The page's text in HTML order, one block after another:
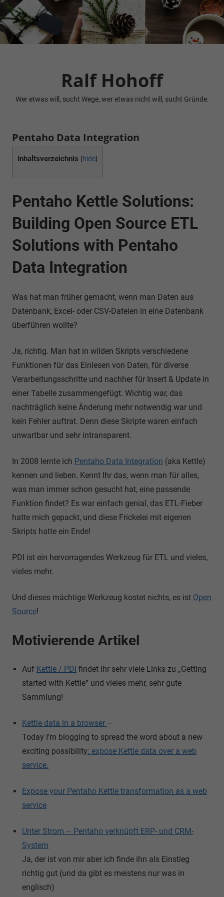
Zum
Inhalt
springen
Ralf Hohoff
Wer etwas will, sucht Wege, wer etwas nicht will, sucht Gründe.
Pentaho Data Integration
Inhaltsverzeichnis [hide]
Pentaho Kettle Solutions:
Building Open Source ETL
Solutions with Pentaho
Data Integration
Was hat man früher gemacht, wenn man Daten aus
Datenbank, Excel- oder CSV-Dateien in eine Datenbank
überführen wollte?
Ja, richtig. Man hat in wilden Skripts verschiedene
Funktionen für das Einlesen von Daten, für diverse
Verarbeitungsschritte und nachher für Insert & Update in
einer Tabelle zusammengefügt. Wichtig war, das
nachträglich keine Änderung mehr notwendig war und
kein Fehler auftrat. Denn diese Skripte waren einfach
unwartbar und sehr intransparent.
In 2008 lernte ich Pentaho Data Integration (aka Kettle)
kennen und lieben. Kennt Ihr das, wenn man für alles,
was man immer schon gesucht hat, eine passende
Funktion findet? Es war einfach genial, das ETL-Fieber
hatte mich gepackt, und diese Frickelei mit eigenen
Skripts hatte ein Ende!
PDI ist ein hervorragendes Werkzeug für ETL und vieles,
vieles mehr.
Und dieses mächtige Werkzeug kostet nichts, es ist Open
Source!
Motivierende Artikel
Auf Kettle / PDI findet Ihr sehr viele Links zu „Getting
started with Kettle“ und vieles mehr, sehr gute
Sammlung!
Kettle data in a browser –
Today I’m blogging to spread the word about a new
exciting possibility: expose Kettle data over a web
service.
Expose your Pentaho Kettle transformation as a web
service
Unter Strom – Pentaho verknüpft ERP- und CRM-
System
Ja, der ist von mir aber ich finde ihn als Einstieg
richtig gut (und da gibt es meistens nur was in
englisch)